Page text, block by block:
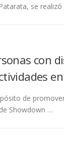
se
con
de
Showdown …